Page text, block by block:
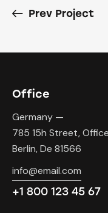
Prev Project
Office
Germany —
785 15h Street,
Berlin, De 81566
info@email.com
+1 800 123 45 67